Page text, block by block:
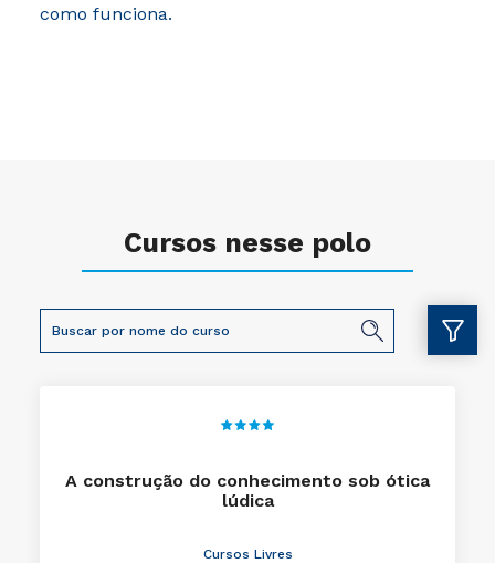
como funciona.
Cursos nesse polo
A construção do conhecimento sob ótica
lúdica
Cursos Livres